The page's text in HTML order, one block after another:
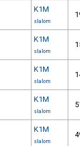
K1M
slalom
K1M
slalom
K1M
slalom
K1M
slalom
K1M
slalom